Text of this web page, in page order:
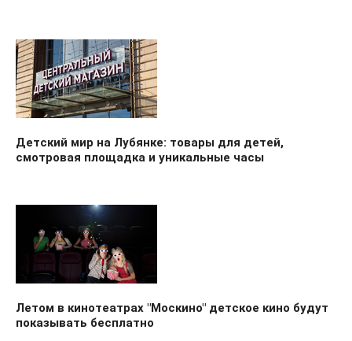
Детский мир на Лубянке: товары для детей,
смотровая площадка и уникальные часы
Летом в кинотеатрах "Москино" детское кино будут
показывать бесплатно